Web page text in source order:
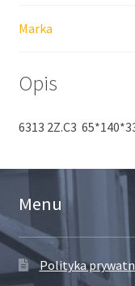
Marka
Opis
6313 2Z.C3
Menu
Polityka